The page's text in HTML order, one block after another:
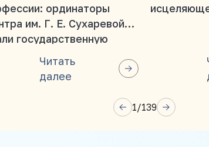
ординаторы
им. Г. Е. Сухаревой
государственную
Читать
далее
1/139